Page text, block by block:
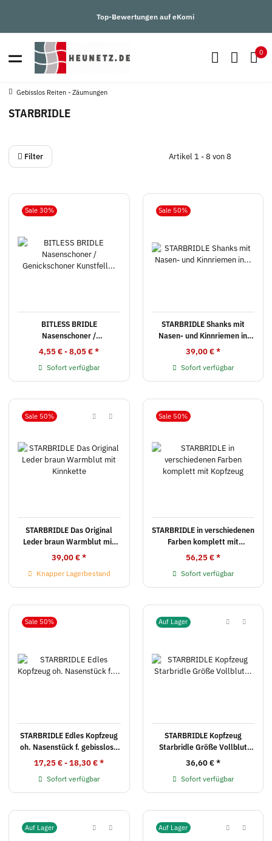
Top-Bewertungen auf eKomi
0
Gebisslos Reiten - Zäumungen
STARBRIDLE
Filter Artikel 1 - 8 von 8
Sale 30%
BITLESS BRIDLE
Nasenschoner /
Genickschoner Kunstfell für
Bitless Bridle und andere
Zäumungen
4,55 € -8,05 €*
Sofort verfügbar
Sale 50%
STARBRIDLE Shanks mit
Nasen- und Kinnriemen in
verschiedenen Farben
39,00 €*
Sofort verfügbar
Sale 50%
STARBRIDLE Das Original
Leder braun Warmblut mit
Kinnkette
39,00 €*
Knapper Lagerbestand
Sale 50%
STARBRIDLE in verschiedenen
Farben komplett mit
Kopfzeug
56,25 €*
Sofort verfügbar
Sale 50%
STARBRIDLE Edles Kopfzeug
oh. Nasenstück f. gebisslose
Zäume
17,25 € -18,30 €*
Sofort verfügbar
Auf Lager
STARBRIDLE Kopfzeug
Starbridle Größe Vollblut
braun
36,60 €*
Sofort verfügbar
Auf Lager Auf Lager